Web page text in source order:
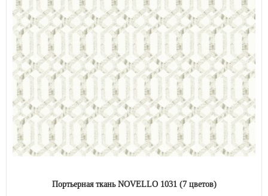
Портьерная ткань NOVELLO 1031 (7 цветов)